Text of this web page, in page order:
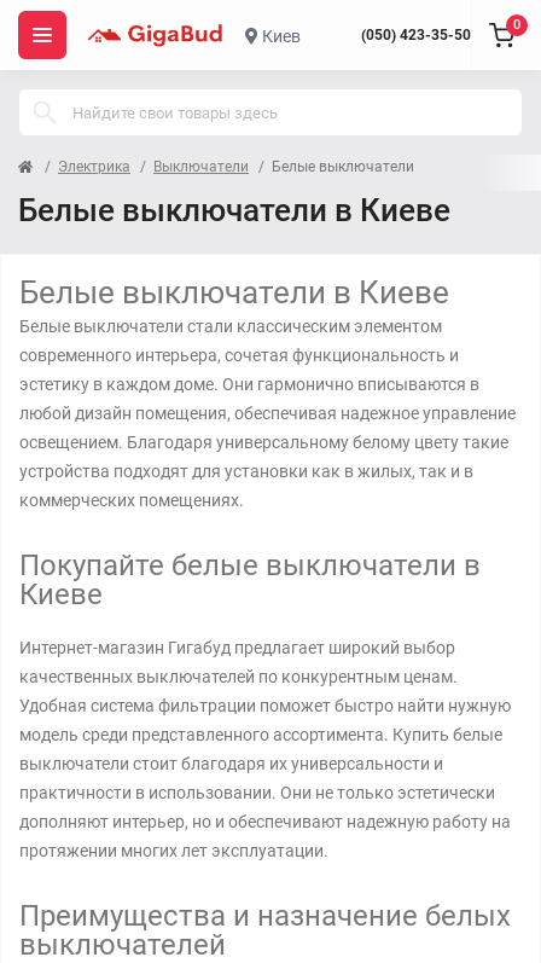
Киев (050) 423-35-50
0
Электрика Выключатели Белые выключатели
Белые выключатели в Киеве
Белые выключатели в Киеве
Белые выключатели стали классическим элементом
современного интерьера, сочетая функциональность и
эстетику в каждом доме. Они гармонично вписываются в
любой дизайн помещения, обеспечивая надежное управление
освещением. Благодаря универсальному белому цвету такие
устройства подходят для установки как в жилых, так и в
коммерческих помещениях.
Покупайте белые выключатели в
Киеве
Интернет-магазин Гигабуд предлагает широкий выбор
качественных выключателей по конкурентным ценам.
Удобная система фильтрации поможет быстро найти нужную
модель среди представленного ассортимента. Купить белые
выключатели стоит благодаря их универсальности и
практичности в использовании. Они не только эстетически
дополняют интерьер, но и обеспечивают надежную работу на
протяжении многих лет эксплуатации.
Преимущества и назначение белых
выключателей